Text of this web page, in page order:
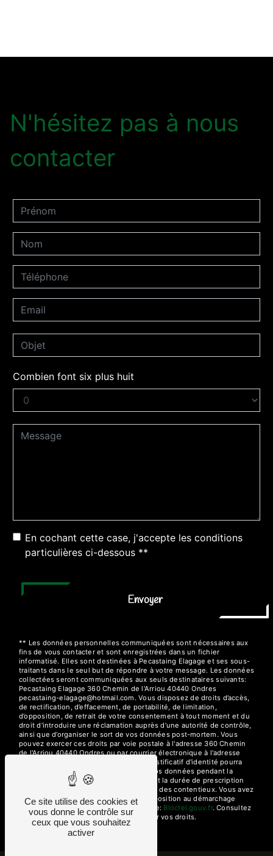
N'hésitez pas à nous
contacter
Combien font six plus huit
En cochant cette case, j'accepte les conditions
particulières ci-dessous **
Envoyer
** Les données personnelles communiquées sont nécessaires aux
fins de vous contacter et sont enregistrées dans un fichier
informatisé. Elles sont destinées à Pecastaing Elagage et ses sous-
traitants dans le seul but de répondre à votre message. Les données
collectées seront communiquées aux seuls destinataires suivants:
Pecastaing Elagage 360 Chemin de l'Arriou 40440 Ondres
pecastaing-elagage@hotmail.com. Vous disposez de droits d’accès,
de rectification, d’effacement, de portabilité, de limitation,
d’opposition, de retrait de votre consentement à tout moment et du
droit d’introduire une réclamation auprès d’une autorité de contrôle,
ainsi que d’organiser le sort de vos données post-mortem. Vous
pouvez exercer ces droits par voie postale à l'adresse 360 Chemin
de l'Arriou 40440 Ondres ou par courrier électronique à l'adresse
pecastaing-elagage@hotmail.com. Un justificatif d'identité pourra
vous être demandé. Nous conservons vos données pendant la
période de prise de contact puis pendant la durée de prescription
légale aux fins probatoires et de gestion des contentieux. Vous avez
le droit de vous inscrire sur la liste d'opposition au démarchage
téléphonique, disponible à cette adresse:
Bloctel.gouv.fr. Consultez
le site cnil.fr pour plus d’informations sur vos droits.
Ce site utilise des cookies et
vous donne le contrôle sur
ceux que vous souhaitez
activer